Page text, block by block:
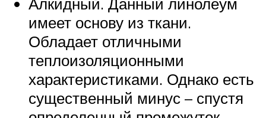
имеет основу из ткани.
Обладает отличными
теплоизоляционными
характеристиками. Однако есть
существенный минус – спустя